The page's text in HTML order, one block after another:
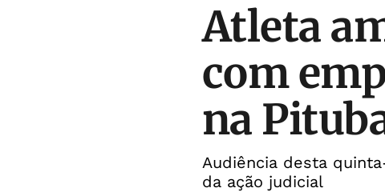
Atleta
com
na
Audiência desta
da ação judicial